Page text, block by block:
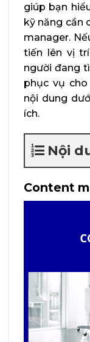
giúp bạn
kỹ năng cần
manager.
tiến lên vị
người đang
phục vụ
nội dung
ích.
Nội
Content